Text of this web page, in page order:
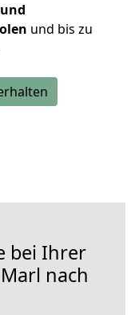
und bis zu
bei Ihrer
nach